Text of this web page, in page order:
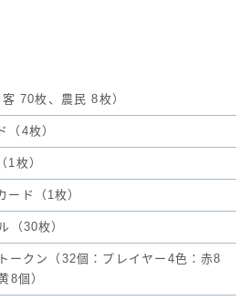
70枚、農民 8枚）
（4枚）
1枚）
ード（1枚）
（30枚）
ークン（32個：プレイヤー4色：赤8
8個）